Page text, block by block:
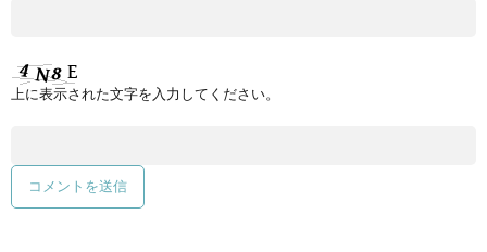
上に表示された文字を入力してください。